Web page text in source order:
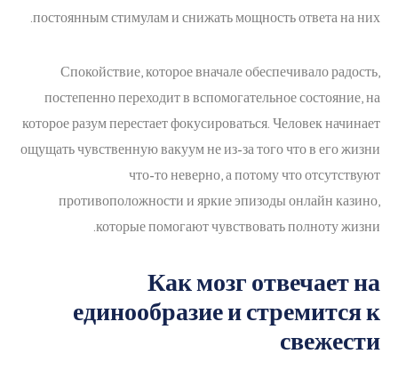
постоянным стимулам и снижать мощность ответа на них.
Спокойствие, которое вначале обеспечивало радость,
постепенно переходит в вспомогательное состояние, на
которое разум перестает фокусироваться. Человек начинает
ощущать чувственную вакуум не из-за того что в его жизни
что-то неверно, а потому что отсутствуют
противоположности и яркие эпизоды онлайн казино,
которые помогают чувствовать полноту жизни.
Как мозг отвечает на
единообразие и стремится к
свежести